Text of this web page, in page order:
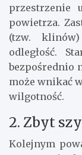
przestrzenie
powietrza.
(tzw.
odległość.
bezpośrednio
może wnikać
wilgotność.
2. Zbyt
Kolejnym